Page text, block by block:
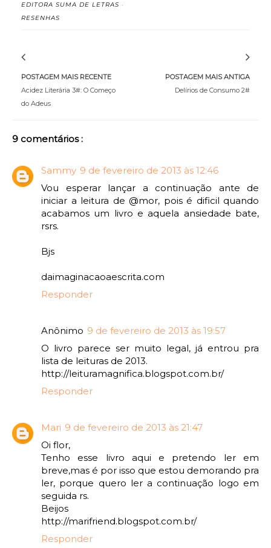
EDITORA SUMA DE LETRAS ·
RESENHAS
POSTAGEM MAIS RECENTE
Acidez Literária 3#: O Começo
do Adeus
POSTAGEM MAIS ANTIGA
Delírios de Consumo 2#
9 comentários :
Sammy 9 de fevereiro de 2013 às 12:46
Vou esperar lançar a continuação ante de
iniciar a leitura de @mor, pois é dificil quando
acabamos um livro e aquela ansiedade bate,
rsrs.
Bjs
daimaginacaoaescrita.com
Responder
Anônimo 9 de fevereiro de 2013 às 19:57
O livro parece ser muito legal, já entrou pra
lista de leituras de 2013.
http://leituramagnifica.blogspot.com.br/
Responder
Mari 9 de fevereiro de 2013 às 21:47
Oi flor,
Tenho esse livro aqui e pretendo ler em
breve,mas é por isso que estou demorando pra
ler, porque quero ler a continuação logo em
seguida rs.
Beijos
http://marifriend.blogspot.com.br/
Responder